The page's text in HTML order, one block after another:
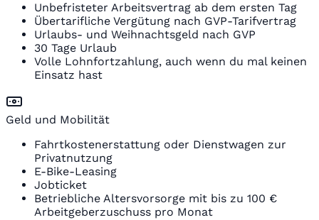
Unbefristeter Arbeitsvertrag ab dem ersten Tag
Übertarifliche Vergütung nach GVP-Tarifvertrag
Urlaubs- und Weihnachtsgeld nach GVP
30 Tage Urlaub
Volle Lohnfortzahlung, auch wenn du mal keinen
Einsatz hast
Geld und Mobilität
Fahrtkostenerstattung oder Dienstwagen zur
Privatnutzung
E-Bike-Leasing
Jobticket
Betriebliche Altersvorsorge mit bis zu 100 €
Arbeitgeberzuschuss pro Monat